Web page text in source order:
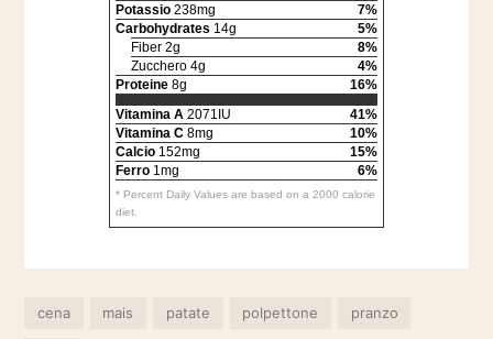
Potassio 238mg
7%
Carbohydrates 14g
5%
Fiber 2g
8%
Zucchero 4g
4%
Proteine 8g
16%
Vitamina A 2071IU
41%
Vitamina C 8mg
10%
Calcio 152mg
15%
Ferro 1mg 6%
* Percent Daily Values are based on a 2000 calorie
diet.
cena mais patate polpettone pranzo